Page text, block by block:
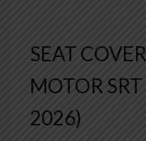
SEAT
MOTOR
2026)